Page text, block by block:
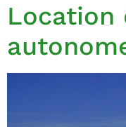
Location